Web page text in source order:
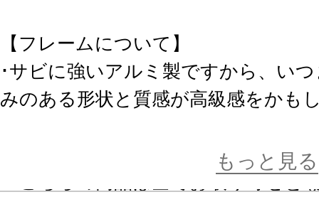
【フレームについて】
･サビに強いアルミ製ですから、い
みのある形状と質感が高級感をかも
もっと見る